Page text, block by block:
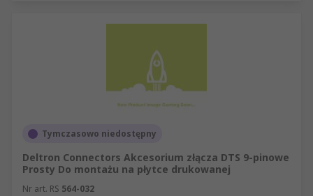
Tymczasowo niedostępny
Deltron Connectors Akcesorium złącza DTS 9-pinowe
Prosty Do montażu na płytce drukowanej
Nr art. RS 564-032